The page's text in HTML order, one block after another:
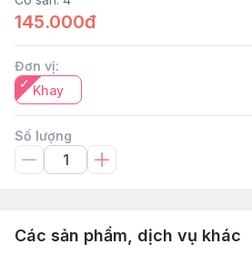
145.000đ
Đơn vị:
Khay
Số lượng
Các sản phẩm, dịch vụ khác